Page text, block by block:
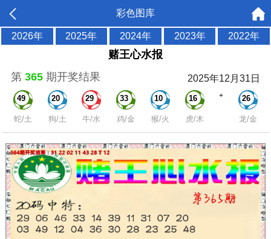
彩色图库
2026年 2025年 2024年 2023年 2022年
赌王心水报
第 365期开奖结果 2025年12月31日
49
蛇/土
20
狗/土
29
牛/水
33
鸡/金
10
猴/火
16
虎/木
+ 26
龙/金